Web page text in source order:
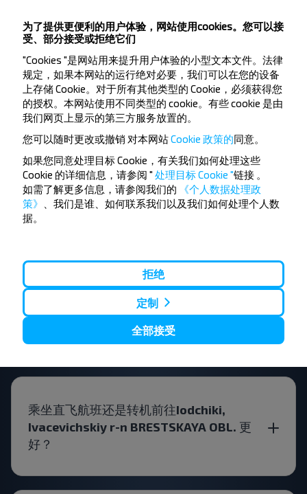
常见问题解答
如何购买Pinsk-Iodchiki, Ivacevichskiy r-
n BRESTSKAYA OBL. 的巴士车票？
前往目的地是否有任何限制？
Pinsk-Iodchiki, Ivacevichskiy r-n
BRESTSKAYA OBL. 的最佳购票时间是什么
乘坐直飞航班还是转机前往Iodchiki,
Ivacevichskiy r-n BRESTSKAYA OBL. 更
好？
为了提供更便利的用户体验，网站使用cookies。您可以接
受、部分接受或拒绝它们
"Cookies "是网站用来提升用户体验的小型文本文件。法律
规定，如果本网站的运行绝对必要，我们可以在您的设备
上存储 Cookie。对于所有其他类型的 Cookie，必须获得您
的授权。本网站使用不同类型的 cookie。有些 cookie 是由
我们网页上显示的第三方服务放置的。
您可以随时更改或撤销 对本网站Cookie 政策的同意。
如果您同意处理目标 Cookie，有关我们如何处理这些
Cookie 的详细信息，请参阅 " 处理目标 Cookie "链接
如需了解更多信息，请参阅我们的
《个人数据处理政
策》
、我们是谁、如何联系我们以及我们如何处理个人数
据。
拒绝
定制
全部接受